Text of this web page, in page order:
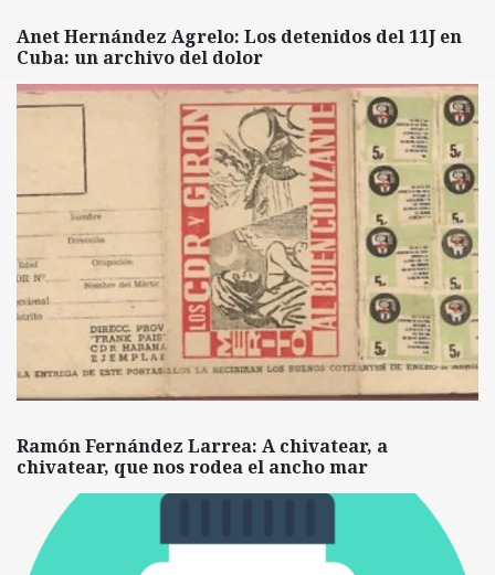
Anet Hernández Agrelo: Los detenidos del 11J en
Cuba: un archivo del dolor
Ramón Fernández Larrea: A chivatear, a
chivatear, que nos rodea el ancho mar